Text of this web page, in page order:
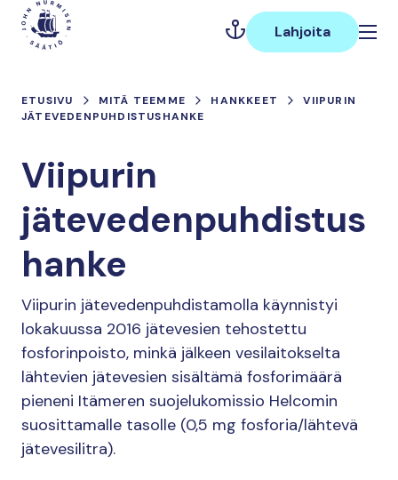
Hyppää
sisältöön
Päävalikko
Lahjoita
ETUSIVU MITÄ TEEMME HANKKEET
VIIPURIN
JÄTEVEDENPUHDISTUSHANKE
Viipurin
jätevedenpuhdistus
hanke
Viipurin jätevedenpuhdistamolla käynnistyi
lokakuussa 2016 jätevesien tehostettu
fosforinpoisto, minkä jälkeen vesilaitokselta
lähtevien jätevesien sisältämä fosforimäärä
pieneni Itämeren suojelukomissio Helcomin
suosittamalle tasolle (0,5 mg fosforia/lähtevä
jätevesilitra).